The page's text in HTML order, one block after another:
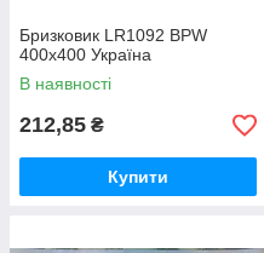
Бризковик LR1092 BPW
400х400 Україна
В наявності
212,85 ₴
Купити